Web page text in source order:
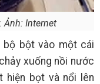
Ảnh: Internet
bột vào một cái
xuống nồi nước
hiện bọt và nổi lên